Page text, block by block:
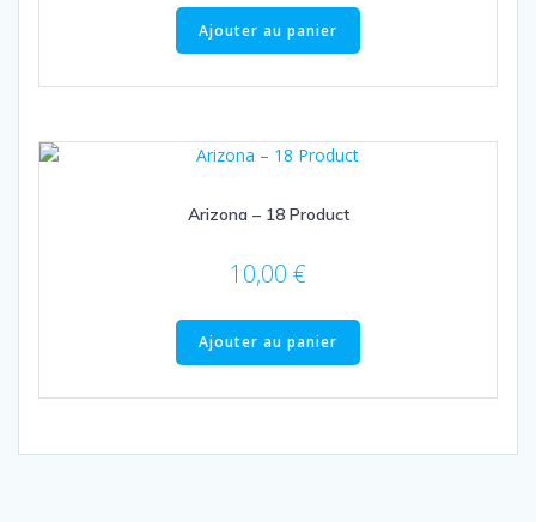
Ajouter au panier
Arizona – 18 Product
10,00 €
Ajouter au panier